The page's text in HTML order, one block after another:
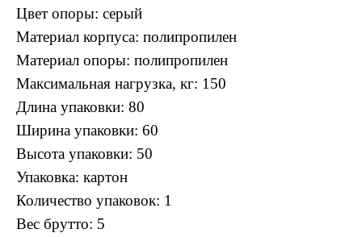
Цвет опоры: серый
Материал корпуса: полипропилен
Материал опоры: полипропилен
Максимальная нагрузка, кг: 150
Длина упаковки: 80
Ширина упаковки: 60
Высота упаковки: 50
Упаковка: картон
Количество упаковок: 1
Вес брутто: 5